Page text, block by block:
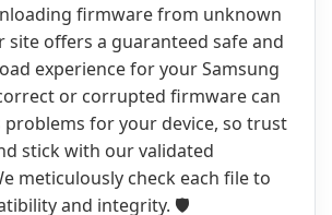
firmware from unknown
site offers a guaranteed safe and
experience for your Samsung
or corrupted firmware can
problems for your device, so trust
stick with our validated
meticulously check each file to
and integrity. 🛡️